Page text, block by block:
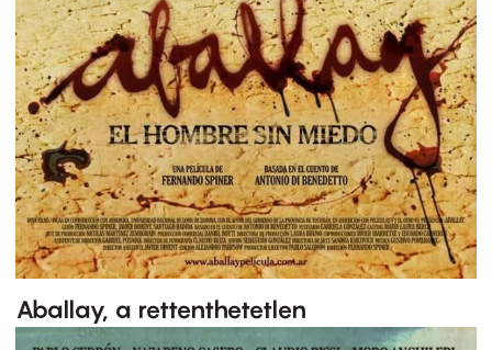
Aballay, a rettenthetetlen